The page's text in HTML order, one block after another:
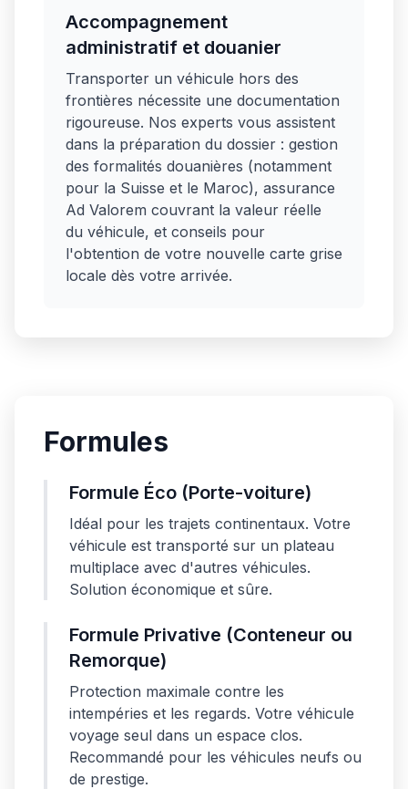
Accompagnement
administratif et douanier
Transporter un véhicule hors des
frontières nécessite une documentation
rigoureuse. Nos experts vous assistent
dans la préparation du dossier : gestion
des formalités douanières (notamment
pour la Suisse et le Maroc), assurance
Ad Valorem couvrant la valeur réelle
du véhicule, et conseils pour
l'obtention de votre nouvelle carte grise
locale dès votre arrivée.
Formules
Formule Éco (Porte-voiture)
Idéal pour les trajets continentaux. Votre
véhicule est transporté sur un plateau
multiplace avec d'autres véhicules.
Solution économique et sûre.
Formule Privative (Conteneur ou
Remorque)
Protection maximale contre les
intempéries et les regards. Votre véhicule
voyage seul dans un espace clos.
Recommandé pour les véhicules neufs ou
de prestige.